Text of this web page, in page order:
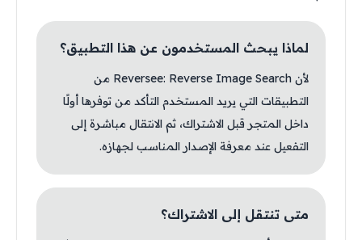
لماذا يبحث المستخدمون عن هذا التطبيق؟
لأن Reversee: Reverse Image Search من
التطبيقات التي يريد المستخدم التأكد من توفرها أولًا
داخل المتجر قبل الاشتراك، ثم الانتقال مباشرة إلى
التفعيل عند معرفة الإصدار المناسب لجهازه.
متى تنتقل إلى الاشتراك؟